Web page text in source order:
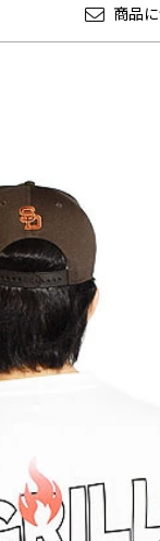
商品
CLUCT 2026 冬
COLLECTION 先行